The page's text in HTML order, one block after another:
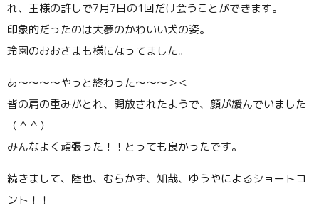
れ、王様の許しで7月7日の1回だけ会うことができます。
印象的だったのは大夢のかわいい犬の姿。
玲園のおおさまも様になってました。
あ〜〜〜〜やっと終わった〜〜〜＞＜
皆の肩の重みがとれ、開放されたようで、顔が緩んでいました
（＾＾）
みんなよく頑張った！！とっても良かったです。
続きまして、陸也、むらかず、知哉、ゆうやによるショートコ
ント！！